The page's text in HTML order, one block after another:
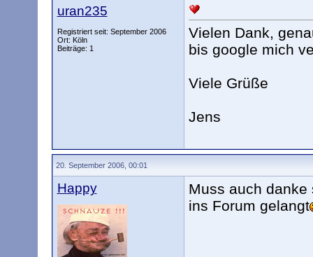
uran235
Registriert seit: September 2006
Ort: Köln
Beiträge: 1
Vielen Dank,
bis google mich
Viele Grüße
Jens
20. September 2006, 00:01
Happy
Muss auch danke
ins Forum gelangt